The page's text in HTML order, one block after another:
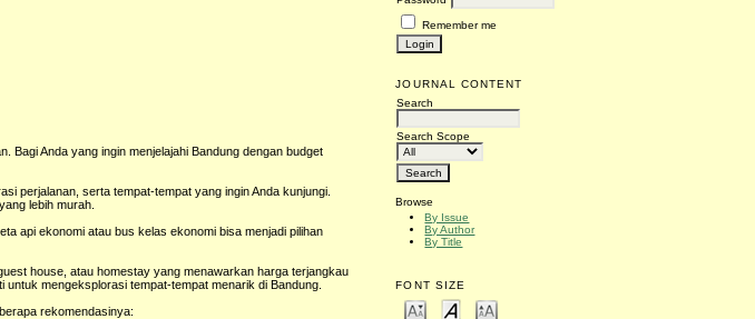
Remember me
JOURNAL CONTENT
Search
Search Scope
Browse
By Issue
By Author
By Title
FONT SIZE
Bagi Anda yang ingin menjelajahi Bandung dengan budget
perjalanan, serta tempat-tempat yang ingin Anda kunjungi.
lebih murah.
api ekonomi atau bus kelas ekonomi bisa menjadi pilihan
house, atau homestay yang menawarkan harga terjangkau
untuk mengeksplorasi tempat-tempat menarik di Bandung.
rekomendasinya: